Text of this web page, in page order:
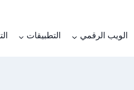
الويب الرقمي التطبيقات